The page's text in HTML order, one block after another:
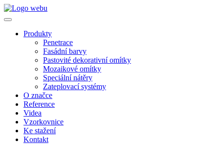
Produkty
Penetrace
Fasádní barvy
Pastovité dekorativní omítky
Mozaikové omítky
Speciální nátěry
Zateplovací systémy
O značce
Reference
Videa
Vzorkovnice
Ke stažení
Kontakt